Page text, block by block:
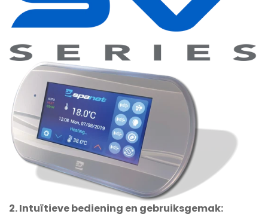
2. Intuïtieve bediening en gebruiksgemak: